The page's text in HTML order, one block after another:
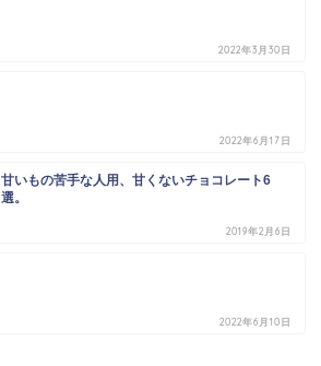
2022年3月30日
2022年6月17日
甘いもの苦手な人用、甘くないチョコレート6
選。
2019年2月6日
2022年6月10日